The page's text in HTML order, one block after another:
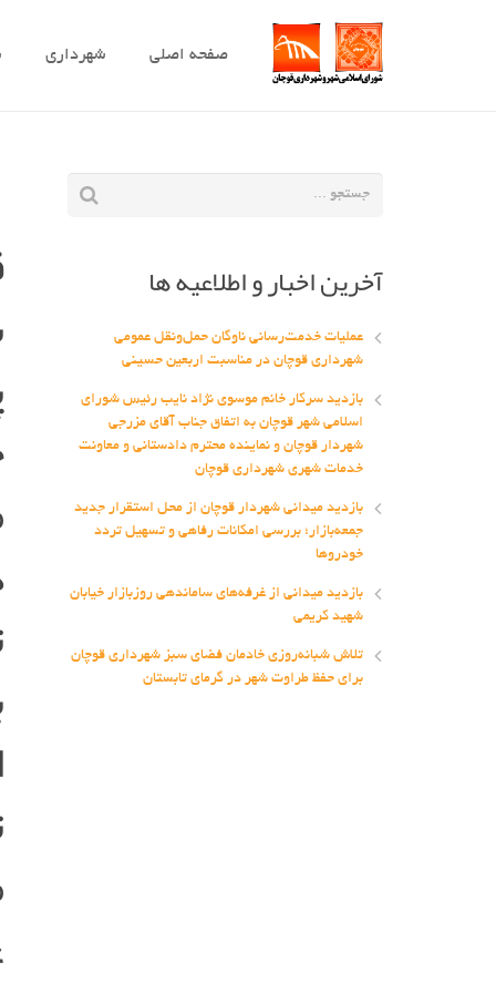
صفحه اصلی شهرداری
آخرین اخبار و اطلاعیه ها
عملیات خدمت‌رسانی ناوگان حمل‌ونقل عمومی
شهرداری قوچان در مناسبت اربعین حسینی
بازدید سرکار خانم موسوی نژاد نایب رئیس شورای
اسلامی شهر قوچان به اتفاق جناب آقای مزرجی
شهردار قوچان و نماینده محترم دادستانی و معاونت
خدمات شهری شهرداری قوچان
بازدید میدانی شهردار قوچان از محل استقرار جدید
جمعه‌بازار؛ بررسی امکانات رفاهی و تسهیل تردد
خودروها
بازدید میدانی از غرفه‌های ساماندهی روزبازار خیابان
شهید کریمی
تلاش شبانه‌روزی خادمان فضای سبز شهرداری قوچان
برای حفظ طراوت شهر در گرمای تابستان